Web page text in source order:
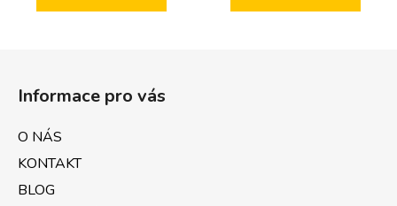
Informace pro vás
O NÁS
KONTAKT
BLOG